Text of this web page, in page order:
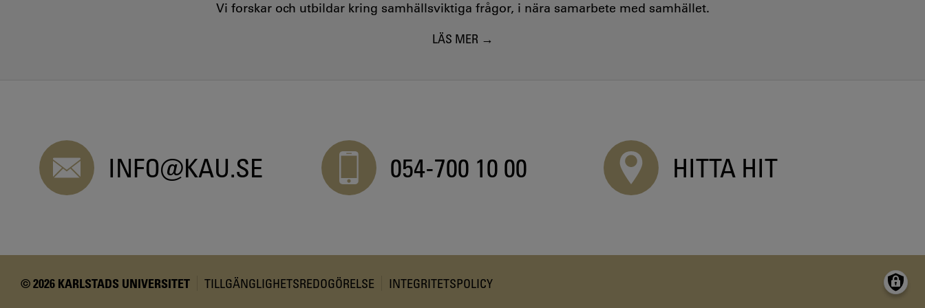
Vi forskar och utbildar kring samhällsviktiga frågor, i nära samarbete med samhället.
LÄS MER
INFO@KAU.SE 054-700 10 00 HITTA HIT
© 2026 KARLSTADS UNIVERSITET TILLGÄNGLIGHETSREDOGÖRELSE INTEGRITETSPOLICY